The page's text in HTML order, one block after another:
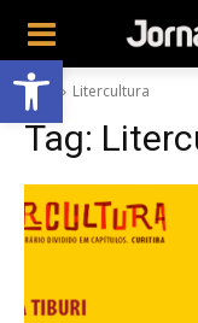
Abrir a barra de
Tags Litercultura
Tag: